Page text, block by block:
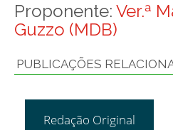
Proponente: Ver.ª
Guzzo (MDB)
PUBLICAÇÕES
Redação Original